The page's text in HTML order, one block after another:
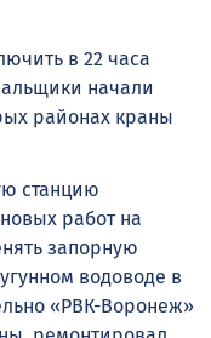
в 22 часа
начали
районах краны
станцию
работ на
запорную
водоводе в
«РВК-Воронеж»